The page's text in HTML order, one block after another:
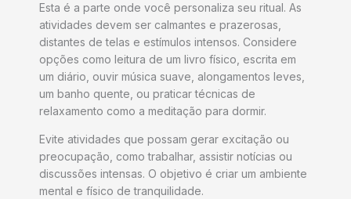
Esta é a parte onde você personaliza seu ritual. As
atividades devem ser calmantes e prazerosas,
distantes de telas e estímulos intensos. Considere
opções como leitura de um livro físico, escrita em
um diário, ouvir música suave, alongamentos leves,
um banho quente, ou praticar técnicas de
relaxamento como a meditação para dormir.
Evite atividades que possam gerar excitação ou
preocupação, como trabalhar, assistir notícias ou
discussões intensas. O objetivo é criar um ambiente
mental e físico de tranquilidade.